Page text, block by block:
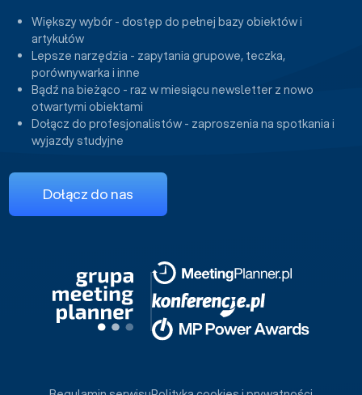
Większy wybór - dostęp do pełnej bazy obiektów i
artykułów
Lepsze narzędzia - zapytania grupowe, teczka,
porównywarka i inne
Bądź na bieżąco - raz w miesiącu newsletter z nowo
otwartymi obiektami
Dołącz do profesjonalistów - zaproszenia na spotkania i
wyjazdy studyjne
Dołącz do nas